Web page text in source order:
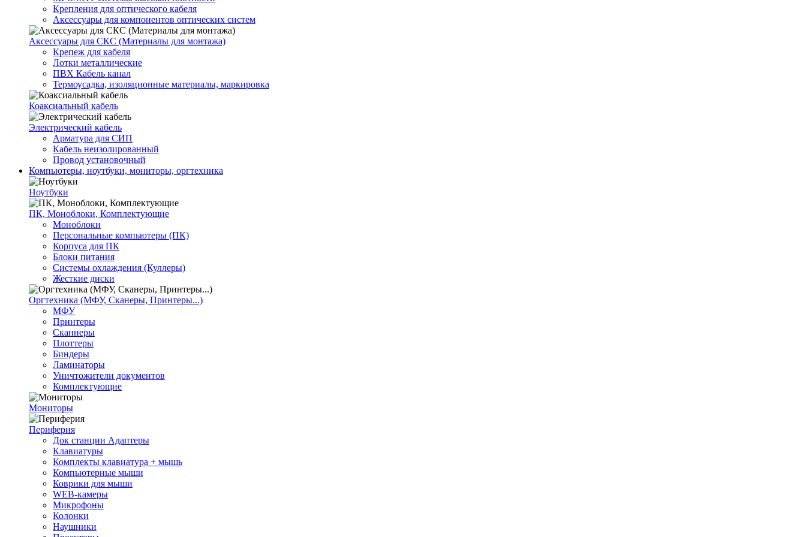
Крепления для оптического кабеля
Аксессуары для компонентов оптических систем
Аксессуары для СКС (Материалы для монтажа)
Крепеж для кабеля
Лотки металлические
ПВХ Кабель канал
Термоусадка, изоляционные материалы, маркировка
Коаксиальный кабель
Электрический кабель
Арматура для СИП
Кабель неизолированный
Провод установочный
Компьютеры, ноутбуки, мониторы, оргтехника
Ноутбуки
ПК, Моноблоки, Комплектующие
Моноблоки
Персональные компьютеры (ПК)
Корпуса для ПК
Блоки питания
Системы охлаждения (Куллеры)
Жесткие диски
Оргтехника (МФУ, Сканеры, Принтеры...)
МФУ
Принтеры
Сканнеры
Плоттеры
Биндеры
Ламинаторы
Уничтожители документов
Комплектующие
Мониторы
Периферия
Док станции Адаптеры
Клавиатуры
Комплекты клавиатура + мышь
Компьютерные мыши
Коврики для мыши
WEB-камеры
Микрофоны
Колонки
Наушники